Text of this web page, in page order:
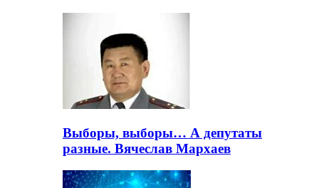
Выборы, выборы… А депутаты
разные. Вячеслав Мархаев